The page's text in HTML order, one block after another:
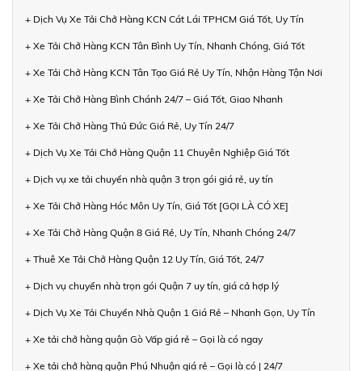
+ Dịch Vụ Xe Tải Chở Hàng KCN Cát Lái TPHCM Giá Tốt, Uy Tín
+ Xe Tải Chở Hàng KCN Tân Bình Uy Tín, Nhanh Chóng, Giá Tốt
+ Xe Tải Chở Hàng KCN Tân Tạo Giá Rẻ Uy Tín, Nhận Hàng Tận Nơi
+ Xe Tải Chở Hàng Bình Chánh 24/7 – Giá Tốt, Giao Nhanh
+ Xe Tải Chở Hàng Thủ Đức Giá Rẻ, Uy Tín 24/7
+ Dịch Vụ Xe Tải Chở Hàng Quận 11 Chuyên Nghiệp Giá Tốt
+ Dịch vụ xe tải chuyển nhà quận 3 trọn gói giá rẻ, uy tín
+ Xe Tải Chở Hàng Hóc Môn Uy Tín, Giá Tốt [GỌI LÀ CÓ XE]
+ Xe Tải Chở Hàng Quận 8 Giá Rẻ, Uy Tín, Nhanh Chóng 24/7
+ Thuê Xe Tải Chở Hàng Quận 12 Uy Tín, Giá Tốt, 24/7
+ Dịch vụ chuyển nhà trọn gói Quận 7 uy tín, giá cả hợp lý
+ Dịch Vụ Xe Tải Chuyển Nhà Quận 1 Giá Rẻ – Nhanh Gọn, Uy Tín
+ Xe tải chở hàng quận Gò Vấp giá rẻ – Gọi là có ngay
+ Xe tải chở hàng quận Phú Nhuận giá rẻ – Gọi là có | 24/7